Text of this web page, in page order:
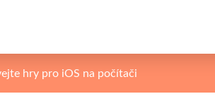
hry pro iOS na počítači